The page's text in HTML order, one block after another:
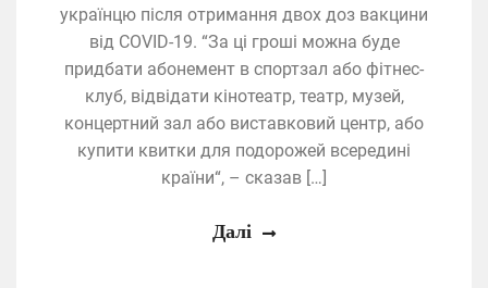
українцю після отримання двох доз вакцини
від COVID-19. “За ці гроші можна буде
придбати абонемент в спортзал або фітнес-
клуб, відвідати кінотеатр, театр, музей,
концертний зал або виставковий центр, або
купити квитки для подорожей всередині
країни“, – сказав […]
Далі